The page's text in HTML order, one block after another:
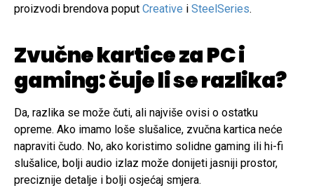
proizvodi brendova poput Creative i SteelSeries.
Zvučne kartice za PC i
gaming: čuje li se razlika?
Da, razlika se može čuti, ali najviše ovisi o ostatku
opreme. Ako imamo loše slušalice, zvučna kartica neće
napraviti čudo. No, ako koristimo solidne gaming ili hi-fi
slušalice, bolji audio izlaz može donijeti jasniji prostor,
preciznije detalje i bolji osjećaj smjera.